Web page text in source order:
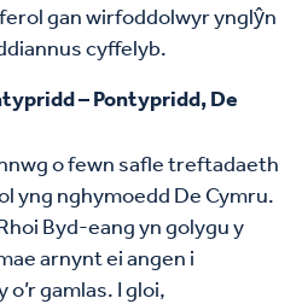
gan wirfoddolwyr ynglŷn
cyffelyb.
– Pontypridd, De
o fewn safle treftadaeth
yng nghymoedd De Cymru.
Byd-eang yn golygu y
arnynt ei angen i
gamlas. I gloi,